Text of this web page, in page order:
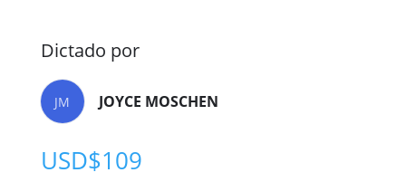
Dictado por
JM JOYCE MOSCHEN
USD$109